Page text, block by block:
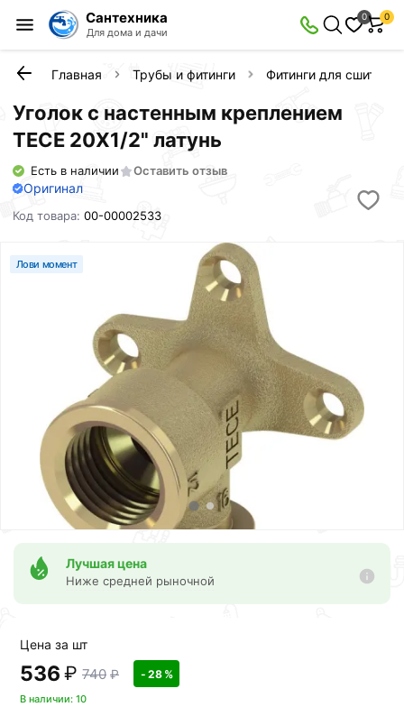
Сантехника
Для дома и дачи
0 0
Главная Трубы и фитинги Фитинги для сшитого
Уголок с настенным креплением
TECE 20X1/2" латунь
Есть в наличии Оставить отзыв
Оригинал
Код товара:00-00002533
Лови момент
Лучшая цена
Ниже средней рыночной
Цена за шт
536 ₽ 740 ₽ - 28 %
В наличии: 10